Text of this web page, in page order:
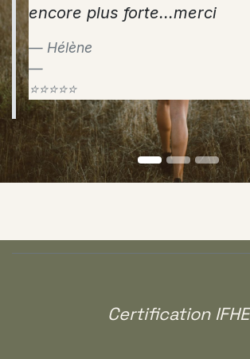
encore plus forte...merci
Hélène
⭐⭐⭐⭐⭐
Certification IFHE